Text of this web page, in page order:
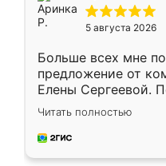
5 августа 2026
Больше всех мне
предложение от
Елены Сергеевой.
короткие сроки
для замера
предложил по
Читать полностью